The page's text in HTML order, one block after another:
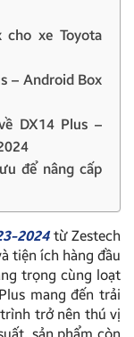
cho xe Toyota
– Android Box
DX14 Plus –
để nâng cấp
2024từ Zestech
tiện ích hàng đầu
trọng cùng loạt
mang đến trải
trở nên thú vị
sản phẩm còn